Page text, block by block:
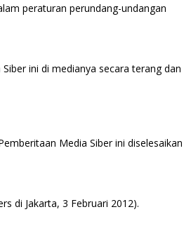
peraturan perundang-undangan
ini di medianya secara terang dan
Media Siber ini diselesaikan
di Jakarta, 3 Februari 2012).